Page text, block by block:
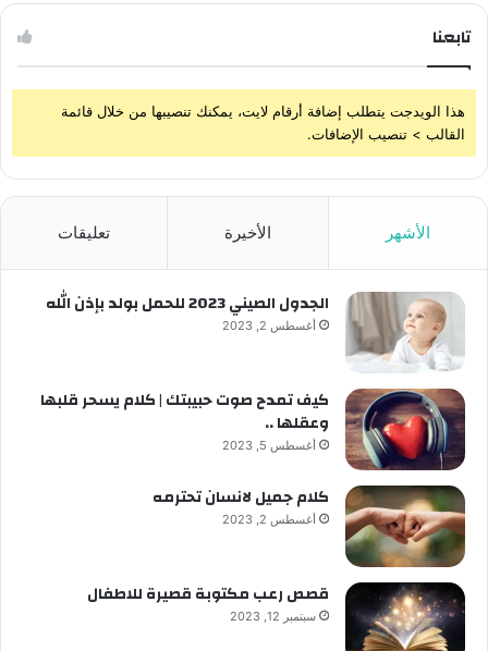
تابعنا
هذا الويدجت يتطلب إضافة أرقام لايت، يمكنك تنصيبها من خلال قائمة
القالب > تنصيب الإضافات.
الأشهر الأخيرة تعليقات
الجدول الصيني 2023 للحمل بولد بإذن الله
أغسطس 2, 2023
كيف تمدح صوت حبيبتك | كلام يسحر قلبها
وعقلها ..
أغسطس 5, 2023
كلام جميل لانسان تحترمه
أغسطس 2, 2023
قصص رعب مكتوبة قصيرة للاطفال
سبتمبر 12, 2023